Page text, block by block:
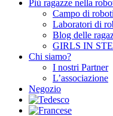
Più ragazze nella
Campo di
Laboratori di
Blog delle
GIRLS IN
Chi siamo?
I nostri Partner
L’associazione
Negozio